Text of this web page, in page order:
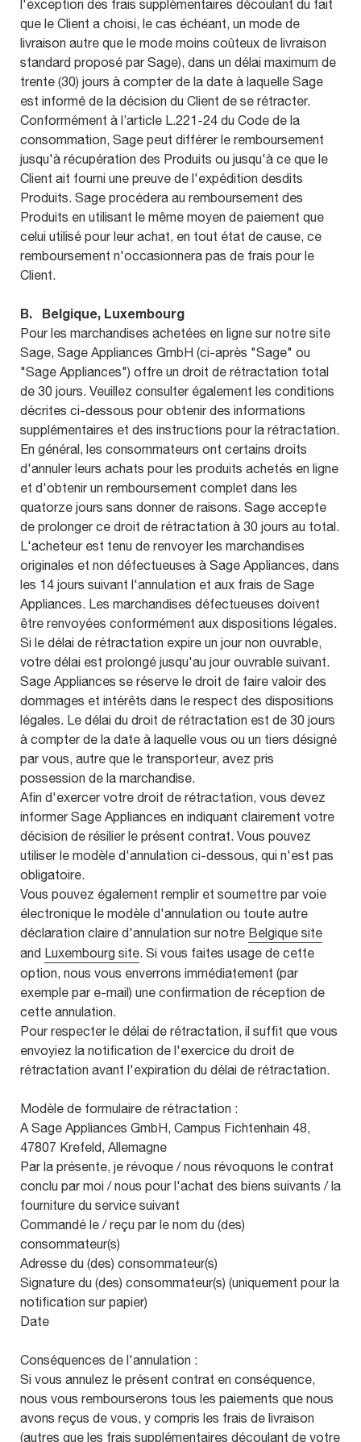
l'exception des frais supplémentaires découlant du fait
que le Client a choisi, le cas échéant, un mode de
livraison autre que le mode moins coûteux de livraison
standard proposé par Sage), dans un délai maximum de
trente (30) jours à compter de la date à laquelle Sage
est informé de la décision du Client de se rétracter.
Conformément à l’article L.221-24 du Code de la
consommation, Sage peut différer le remboursement
jusqu'à récupération des Produits ou jusqu'à ce que le
Client ait fourni une preuve de l'expédition desdits
Produits. Sage procédera au remboursement des
Produits en utilisant le même moyen de paiement que
celui utilisé pour leur achat, en tout état de cause, ce
remboursement n'occasionnera pas de frais pour le
Client.
B. Belgique, Luxembourg
Pour les marchandises achetées en ligne sur notre site
Sage, Sage Appliances GmbH (ci-après "Sage" ou
"Sage Appliances") offre un droit de rétractation total
de 30 jours. Veuillez consulter également les conditions
décrites ci-dessous pour obtenir des informations
supplémentaires et des instructions pour la rétractation.
En général, les consommateurs ont certains droits
d'annuler leurs achats pour les produits achetés en ligne
et d'obtenir un remboursement complet dans les
quatorze jours sans donner de raisons. Sage accepte
de prolonger ce droit de rétractation à 30 jours au total.
L'acheteur est tenu de renvoyer les marchandises
originales et non défectueuses à Sage Appliances, dans
les 14 jours suivant l'annulation et aux frais de Sage
Appliances. Les marchandises défectueuses doivent
être renvoyées conformément aux dispositions légales.
Si le délai de rétractation expire un jour non ouvrable,
votre délai est prolongé jusqu'au jour ouvrable suivant.
Sage Appliances se réserve le droit de faire valoir des
dommages et intérêts dans le respect des dispositions
légales. Le délai du droit de rétractation est de 30 jours
à compter de la date à laquelle vous ou un tiers désigné
par vous, autre que le transporteur, avez pris
possession de la marchandise.
Afin d'exercer votre droit de rétractation, vous devez
informer Sage Appliances en indiquant clairement votre
décision de résilier le présent contrat. Vous pouvez
utiliser le modèle d'annulation ci-dessous, qui n'est pas
obligatoire.
Vous pouvez également remplir et soumettre par voie
électronique le modèle d'annulation ou toute autre
déclaration claire d'annulation sur notre Belgique site
and Luxembourg site. Si vous faites usage de cette
option, nous vous enverrons immédiatement (par
exemple par e-mail) une confirmation de réception de
cette annulation.
Pour respecter le délai de rétractation, il suffit que vous
envoyiez la notification de l'exercice du droit de
rétractation avant l'expiration du délai de rétractation.
Modèle de formulaire de rétractation :
A Sage Appliances GmbH, Campus Fichtenhain 48,
47807 Krefeld, Allemagne
Par la présente, je révoque / nous révoquons le contrat
conclu par moi / nous pour l'achat des biens suivants / la
fourniture du service suivant
Commandé le / reçu par le nom du (des)
consommateur(s)
Adresse du (des) consommateur(s)
Signature du (des) consommateur(s) (uniquement pour la
notification sur papier)
Date
Conséquences de l'annulation :
Si vous annulez le présent contrat en conséquence,
nous vous rembourserons tous les paiements que nous
avons reçus de vous, y compris les frais de livraison
(autres que les frais supplémentaires découlant de votre